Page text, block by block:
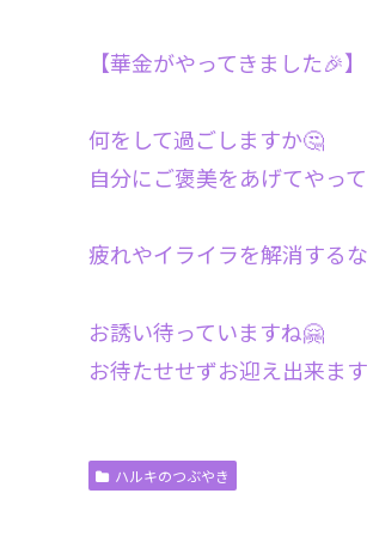
【華金がやってきました🎉】
何をして過ごしますか🤔
自分にご褒美をあげてやっ
疲れやイライラを解消する
お誘い待っていますね🤗
お待たせせずお迎え出来ま
ハルキのつぶやき